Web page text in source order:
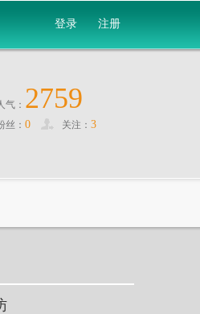
登录 注册
气： 2759
丝： 0 关注： 3